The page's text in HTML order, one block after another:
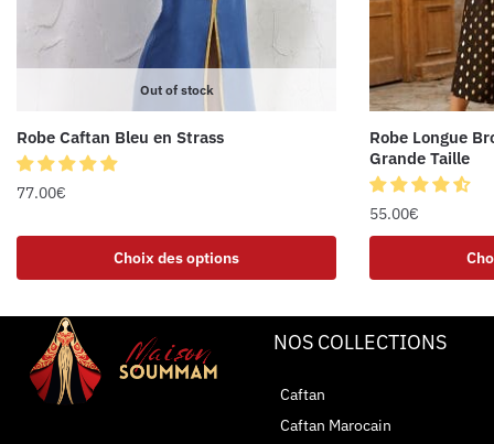
Out of stock
Robe Caftan Bleu en Strass
77.00€
Choix des options
Robe Longue
Grande Taille
55.00€
NOS COLLECTIONS
Caftan
Caftan Marocain